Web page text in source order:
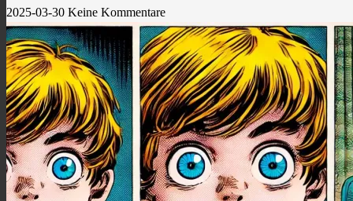
2025-03-30 Keine Kommentare